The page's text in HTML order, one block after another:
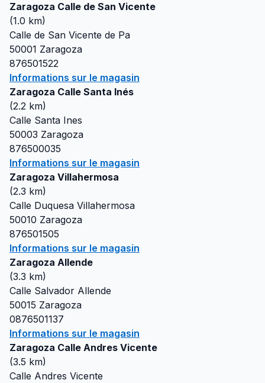
Zaragoza Calle de San Vicente
(1.0 km)
Calle de San Vicente de Pa
50001 Zaragoza
876501522
Informations sur le magasin
Zaragoza Calle Santa Inés
(2.2 km)
Calle Santa Ines
50003 Zaragoza
876500035
Informations sur le magasin
Zaragoza Villahermosa
(2.3 km)
Calle Duquesa Villahermosa
50010 Zaragoza
876501505
Informations sur le magasin
Zaragoza Allende
(3.3 km)
Calle Salvador Allende
50015 Zaragoza
0876501137
Informations sur le magasin
Zaragoza Calle Andres Vicente
(3.5 km)
Calle Andres Vicente